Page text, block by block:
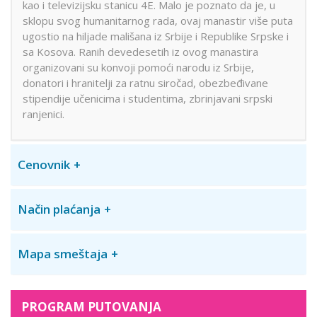
kao i televizijsku stanicu 4E. Malo je poznato da je, u
sklopu svog humanitarnog rada, ovaj manastir više puta
ugostio na hiljade mališana iz Srbije i Republike Srpske i
sa Kosova. Ranih devedesetih iz ovog manastira
organizovani su konvoji pomoći narodu iz Srbije,
donatori i hranitelji za ratnu siročad, obezbeđivane
stipendije učenicima i studentima, zbrinjavani srpski
ranjenici.
Cenovnik
Način plaćanja
Mapa smeštaja
PROGRAM PUTOVANJA